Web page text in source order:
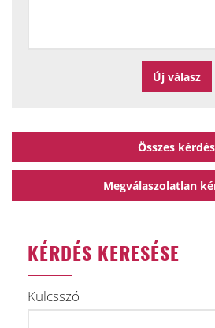
Összes kérdés
Megválaszolatlan
KÉRDÉS KERESÉSE
Kulcsszó